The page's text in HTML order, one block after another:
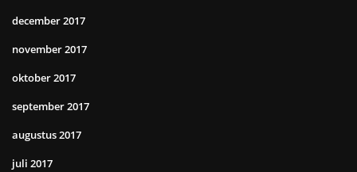
december 2017
november 2017
oktober 2017
september 2017
augustus 2017
juli 2017